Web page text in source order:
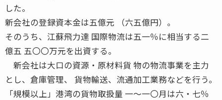
した。
新会社の登録資本金は五億元 （六五億円）。
そのうち、江蘇飛力達 国際物流は五一％に相当する二
億五 五〇〇万元を出資する。
新会社は大口の資源・原材料貨 物の物流事業を主力
とし、倉庫管理、 貨物輸送、流通加工業務などを行う。
「規模以上」港湾の貨物取扱量 一〜一〇月は六・七％